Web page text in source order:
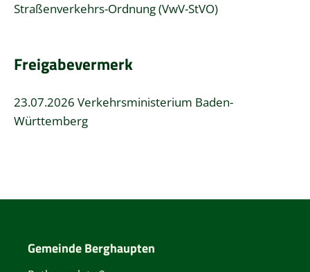
Straßenverkehrs-Ordnung (VwV-StVO)
Freigabevermerk
23.07.2026 Verkehrsministerium Baden-
Württemberg
Gemeinde Berghaupten